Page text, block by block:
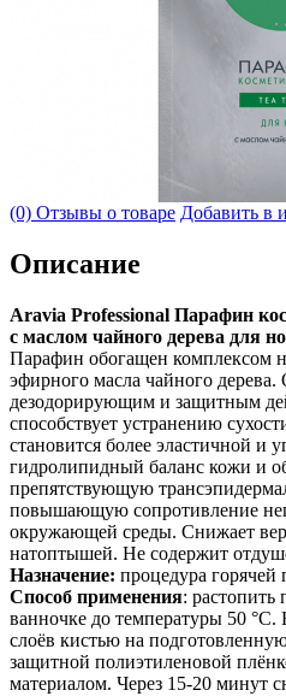
(0) Отзывы о товаре Добавить в
Описание
Aravia Professional Парафин
с маслом чайного дерева для
Парафин обогащен комплексом
эфирного масла чайного
дезодорирующим и защитным
способствует устранению
становится более эластичной и
гидролипидный баланс кожи и
препятствующую
повышающую сопротивление
окружающей среды. Снижает
натоптышей. Не содержит
Назначение: процедура горячей
Способ применения:
ванночке до температуры 50 °С.
слоёв кистью на
защитной полиэтиленовой
материалом. Через 15-20 минут